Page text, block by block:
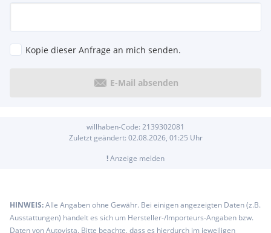
Kopie dieser Anfrage an mich senden.
E-Mail absenden
willhaben-Code: 2139302081
Zuletzt geändert: 02.08.2026, 01:25 Uhr
!Anzeige melden
HINWEIS:Alle Angaben ohne Gewähr. Bei einigen angezeigten Daten (z.B.
Ausstattungen) handelt es sich um Hersteller-/Importeurs-Angaben bzw.
Daten von Autovista. Bitte beachte, dass es hierdurch im jeweiligen